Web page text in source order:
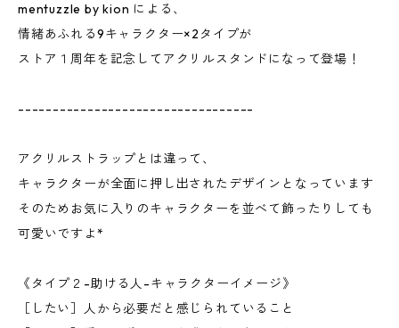
mentuzzle by kion による、
情緒あふれる9キャラクター×2タイプが
ストア１周年を記念してアクリルスタンドになって登場！
----------------------------------
アクリルストラップとは違って、
キャラクターが全面に押し出されたデザインとなっています
そのためお気に入りのキャラクターを並べて飾ったりしても
可愛いですよ*
《タイプ２-助ける人-キャラクターイメージ》
［したい］人から必要だと感じられていること